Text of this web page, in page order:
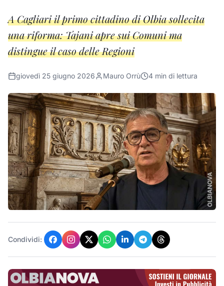
A Cagliari il primo cittadino di Olbia sollecita
una riforma: Tajani apre sui Comuni ma
distingue il caso delle Regioni
giovedì 25 giugno 2026 Mauro Orrù 4 min di lettura
Condividi: